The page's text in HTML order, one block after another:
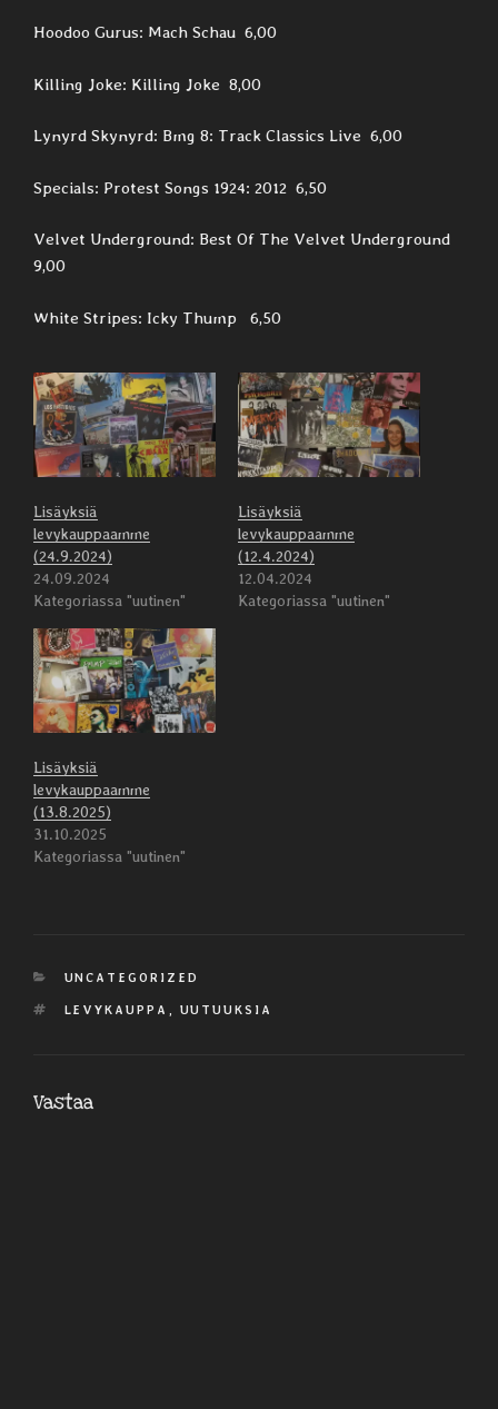
Hoodoo Gurus: Mach Schau 6,00
Killing Joke: Killing Joke 8,00
Lynyrd Skynyrd: Bmg 8: Track Classics Live 6,00
Specials: Protest Songs 1924: 2012 6,50
Velvet Underground: Best Of The Velvet Underground
9,00
White Stripes: Icky Thump 6,50
Lisäyksiä
levykauppaamme
(24.9.2024)
24.09.2024
Kategoriassa "uutinen"
Lisäyksiä
levykauppaamme
(12.4.2024)
12.04.2024
Kategoriassa "uutinen"
Lisäyksiä
levykauppaamme
(13.8.2025)
31.10.2025
Kategoriassa "uutinen"
KATEGORIAT
UNCATEGORIZED
AVAINSANAT
LEVYKAUPPA , UUTUUKSIA
Vastaa